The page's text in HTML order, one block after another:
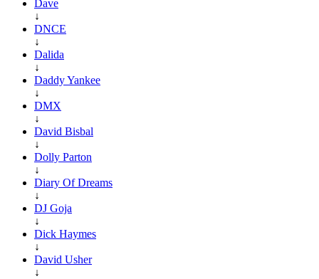
Dave
↓
DNCE
↓
Dalida
↓
Daddy Yankee
↓
DMX
↓
David Bisbal
↓
Dolly Parton
↓
Diary Of Dreams
↓
DJ Goja
↓
Dick Haymes
↓
David Usher
↓